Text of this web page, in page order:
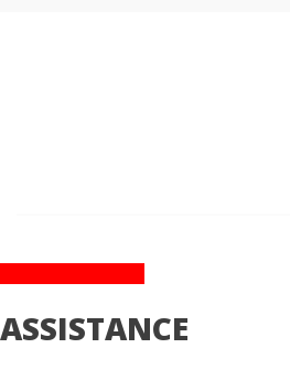
ASSISTANCE